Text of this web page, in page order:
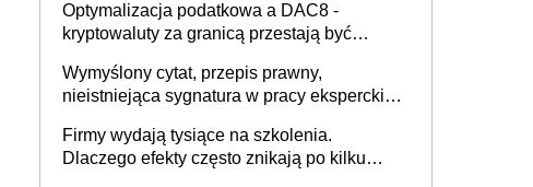
Optymalizacja podatkowa a DAC8 -
kryptowaluty za granicą przestają być
Wymyślony cytat, przepis prawny,
nieistniejąca sygnatura w pracy eksperckiej -
firmie
Firmy wydają tysiące na szkolenia.
Dlaczego efekty często znikają po kilku